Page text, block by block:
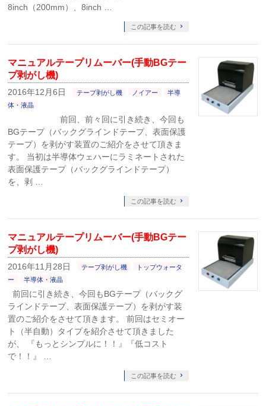
8inch（200mm）、8inch …
この記事を読む
マニュアルテープリムーバー(手動BGテー
プ剥がし機)
2016年12月6日 テープ剥がし機 ノイアー
半導
体・液晶
前回、前々回に引き続き、今回も
BGテープ（バックグラインドテープ、表面保護
テープ）を剥がす装置のご紹介をさせて頂きま
す。 当初は半導体ウェハーにラミネートされた
表面保護テープ（バックグラインドテープ）
を、剥 …
この記事を読む
マニュアルテープリムーバー(手動BGテー
プ剥がし機)
2016年11月28日 テープ剥がし機
トップウォータ
ー
半導体・液晶
前回に引き続き、今回もBGテープ（バックグ
ラインドテープ、表面保護テープ）を剥がす装
置のご紹介をさせて頂きます。 前回はセミオー
ト（半自動）タイプを紹介させて頂きました
が、 『もっとシンプルに！！』『低コスト
で！！』 …
この記事を読む